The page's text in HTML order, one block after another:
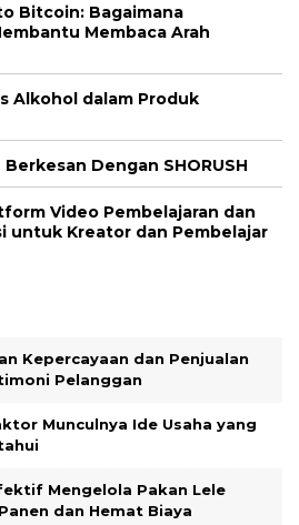
Bitcoin: Bagaimana
Membaca Arah
Alkohol dalam Produk
Dengan SHORUSH
Video Pembelajaran dan
untuk Kreator dan Pembelajar
Kepercayaan dan Penjualan
Pelanggan
Munculnya Ide Usaha yang
Mengelola Pakan Lele
dan Hemat Biaya